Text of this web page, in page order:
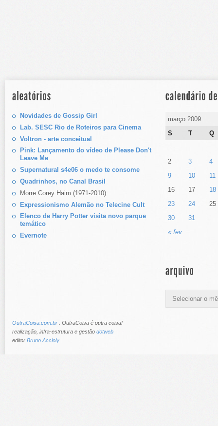
Novidades de Gossip Girl
Lab. SESC Rio de Roteiros para Cinema
Voltron - arte conceitual
Pink: Lançamento do vídeo de Please Don't
Leave Me
Supernatural s4e06 o medo te consome
Quadrinhos, no Canal Brasil
Morre Corey Haim (1971-2010)
Expressionismo Alemão no Telecine Cult
Elenco de Harry Potter visita novo parque
temático
Evernote
março 2009
S
T Q
« fev
2 3
4
9
10
11
16
17
18
23
24
25
30
31
OutraCoisa.com.br . OutraCoisa é outra coisa!
realização, infra-estrutura e gestão dotweb
editor Bruno Accioly